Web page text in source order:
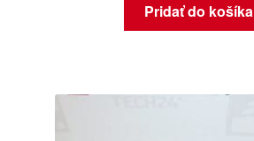
Pridať do košíka